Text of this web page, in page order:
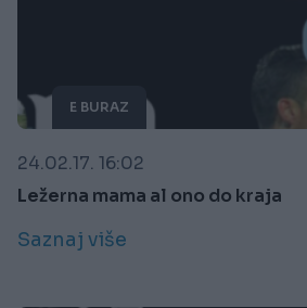
E BURAZ
24.02.17. 16:02
Ležerna mama al ono do kraja
Saznaj više